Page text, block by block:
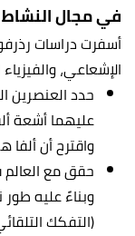
في مجال
أسفرت دراسات
الإشعاعي،
حدد العنصرين
عليهما أشعة
واقترح أن
حقق مع
وبناءً عليه
(التفكك